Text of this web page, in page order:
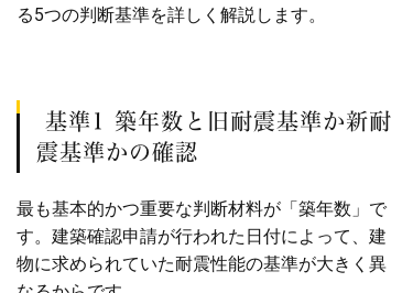
る5つの判断基準を詳しく解説します。
基準1 築年数と旧耐震基準か新耐
震基準かの確認
最も基本的かつ重要な判断材料が「築年数」で
す。建築確認申請が行われた日付によって、建
物に求められていた耐震性能の基準が大きく異